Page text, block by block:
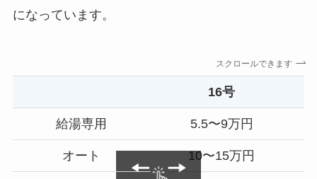
になっています。
スクロールできます
16号
給湯専用 5.5〜9万円
オート 10〜15万円